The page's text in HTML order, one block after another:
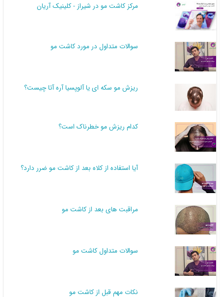
مرکز کاشت مو در شیراز - کلینیک آریان
سوالات متداول در مورد کاشت مو
ریزش مو سکه ای یا آلوپسیا آره آتا چیست؟
کدام ریزش مو خطرناک است؟
آیا استفاده از کلاه بعد از کاشت مو ضرر دارد؟
مراقبت های بعد از کاشت مو
سوالات متداول کاشت مو
نکات مهم قبل از کاشت مو